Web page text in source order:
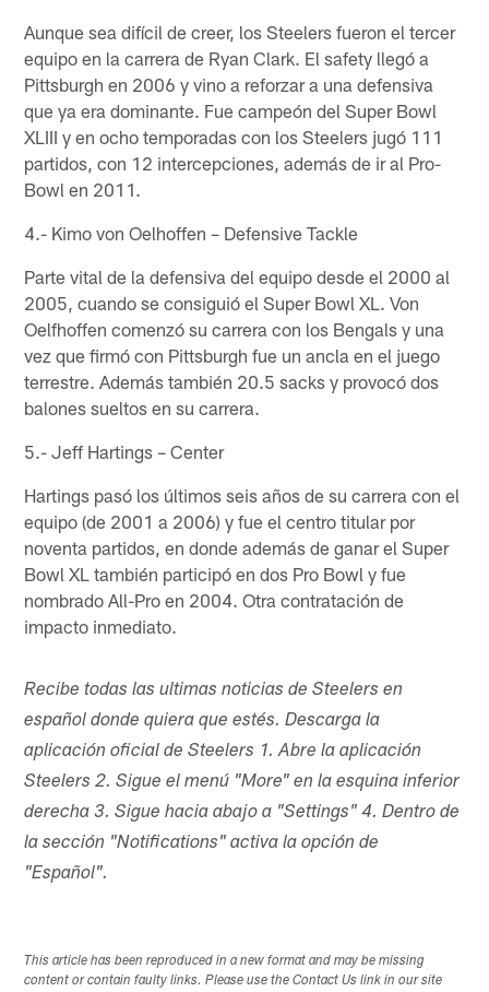
Aunque sea difícil de creer, los Steelers fueron el tercer
equipo en la carrera de Ryan Clark. El safety llegó a
Pittsburgh en 2006 y vino a reforzar a una defensiva
que ya era dominante. Fue campeón del Super Bowl
XLIII y en ocho temporadas con los Steelers jugó 111
partidos, con 12 intercepciones, además de ir al Pro-
Bowl en 2011.
4.- Kimo von Oelhoffen – Defensive Tackle
Parte vital de la defensiva del equipo desde el 2000 al
2005, cuando se consiguió el Super Bowl XL. Von
Oelfhoffen comenzó su carrera con los Bengals y una
vez que firmó con Pittsburgh fue un ancla en el juego
terrestre. Además también 20.5 sacks y provocó dos
balones sueltos en su carrera.
5.- Jeff Hartings – Center
Hartings pasó los últimos seis años de su carrera con el
equipo (de 2001 a 2006) y fue el centro titular por
noventa partidos, en donde además de ganar el Super
Bowl XL también participó en dos Pro Bowl y fue
nombrado All-Pro en 2004. Otra contratación de
impacto inmediato.
Recibe todas las ultimas noticias de Steelers en
español donde quiera que estés. Descarga la
aplicación oficial de Steelers 1. Abre la aplicación
Steelers 2. Sigue el menú "More" en la esquina inferior
derecha 3. Sigue hacia abajo a "Settings" 4. Dentro de
la sección "Notifications" activa la opción de
"Español".
This article has been reproduced in a new format and may be missing
content or contain faulty links. Please use the Contact Us link in our site